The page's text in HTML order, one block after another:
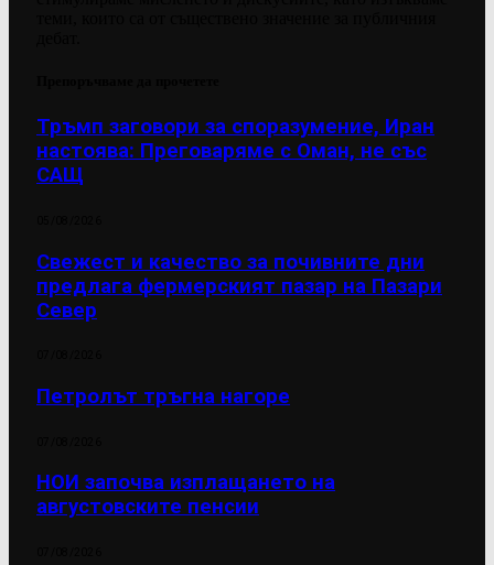
Тръмп заговори за споразумение, Иран
настоява: Преговаряме с Оман, не със
САЩ
Свежест и качество за почивните дни
предлага фермерският пазар на Пазари
Север
Петролът тръгна нагоре
НОИ започва изплащането на
августовските пенсии